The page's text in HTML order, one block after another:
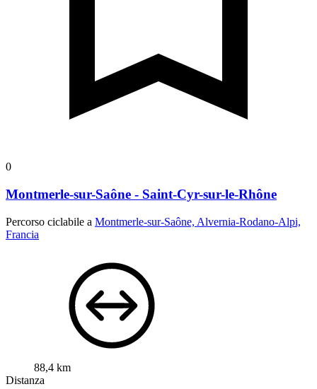
0
Montmerle-sur-Saône - Saint-Cyr-sur-le-Rhône
Percorso ciclabile a Montmerle-sur-Saône, Alvernia-Rodano-Alpi,
Francia
88,4 km
Distanza